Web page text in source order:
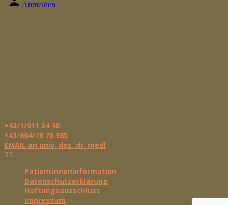
+43/1/911 34 40
+43/664/76 76 385
EMAIL an univ. doz. dr. medl
Patientinneninformation
Datenschutzerklärung
Haftungsausschluss
Impressum